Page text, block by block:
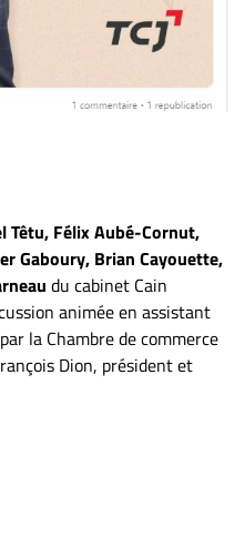
Têtu, Félix Aubé-Cornut,
Gaboury, Brian Cayouette,
du cabinet Cain
animée en assistant
la Chambre de commerce
Dion, président et